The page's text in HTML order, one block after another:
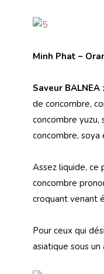
Minh Phat –
Saveur BALNEA :
de concombre,
concombre yuzu,
concombre, soya
Assez liquide, ce
concombre
croquant venant
Pour ceux qui
asiatique sous